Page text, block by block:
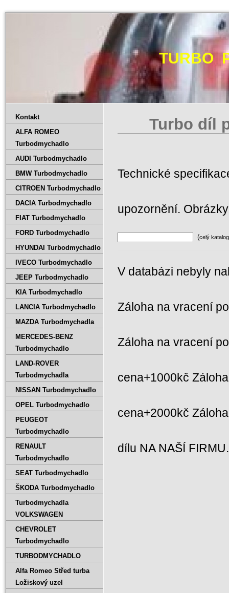
TURBO
Turbo díl
Technické
upozornění.
(celý katalog
V databázi nebyly
Záloha na vracení
Záloha na vracení
cena+1000kč
cena+2000kč
dílu NA NAŠÍ
Kontakt
ALFA ROMEO
Turbodmychadlo
AUDI Turbodmychadlo
BMW Turbodmychadlo
CITROEN Turbodmychadlo
DACIA Turbodmychadlo
FIAT Turbodmychadlo
FORD Turbodmychadlo
HYUNDAI Turbodmychadlo
IVECO Turbodmychadlo
JEEP Turbodmychadlo
KIA Turbodmychadlo
LANCIA Turbodmychadlo
MAZDA Turbodmychadla
MERCEDES-BENZ
Turbodmychadlo
LAND-ROVER
Turbodmychadla
NISSAN Turbodmychadlo
OPEL Turbodmychadlo
PEUGEOT
Turbodmychadlo
RENAULT
Turbodmychadlo
SEAT Turbodmychadlo
ŠKODA Turbodmychadlo
Turbodmychadla
VOLKSWAGEN
CHEVROLET
Turbodmychadlo
TURBODMYCHADLO
Alfa Romeo Střed turba
Ložiskový uzel